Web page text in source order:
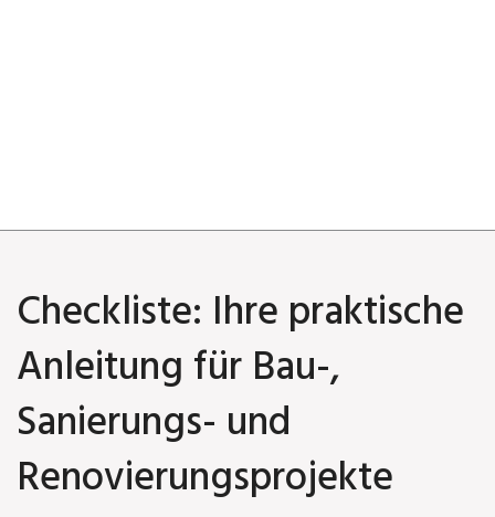
Checkliste: Ihre praktische
Anleitung für Bau-,
Sanierungs- und
Renovierungsprojekte